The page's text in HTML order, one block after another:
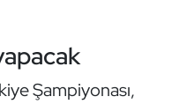
Şampiyonası,